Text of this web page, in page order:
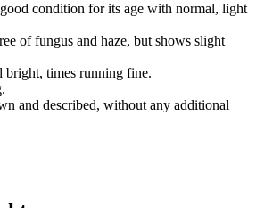
condition for its age with normal, light
of fungus and haze, but shows slight
bright, times running fine.
and described, without any additional